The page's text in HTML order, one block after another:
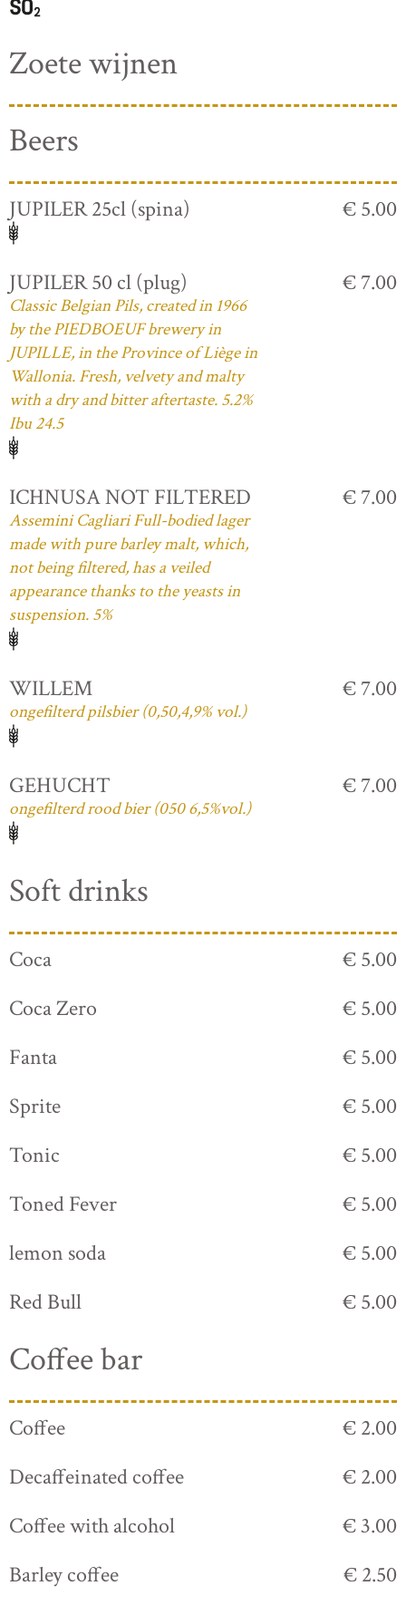
Zoete wijnen
Beers
JUPILER 25cl (spina) € 5.00
JUPILER 50 cl (plug)
Classic Belgian Pils, created in 1966
by the PIEDBOEUF brewery in
JUPILLE, in the Province of Liège in
Wallonia. Fresh, velvety and malty
with a dry and bitter aftertaste. 5.2%
Ibu 24.5
€ 7.00
ICHNUSA NOT FILTERED
Assemini Cagliari Full-bodied lager
made with pure barley malt, which,
not being filtered, has a veiled
appearance thanks to the yeasts in
suspension. 5%
€ 7.00
WILLEM
ongefilterd pilsbier (0,50,4,9% vol.)
€ 7.00
GEHUCHT
ongefilterd rood bier (050 6,5%vol.)
€ 7.00
Soft drinks
Coca
€ 5.00
Coca Zero
€ 5.00
Fanta
€ 5.00
Sprite
€ 5.00
Tonic
€ 5.00
Toned Fever
€ 5.00
lemon soda
€ 5.00
Red Bull
€ 5.00
Coffee bar
Coffee
€ 2.00
Decaffeinated coffee
€ 2.00
Coffee with alcohol
€ 3.00
Barley coffee
€ 2.50